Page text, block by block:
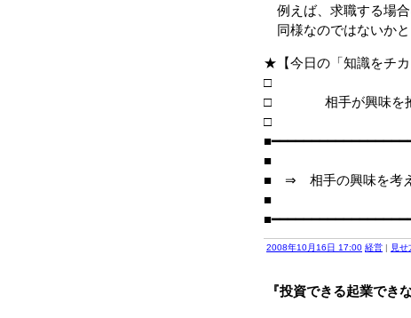
例えば、求職する場合
同様なのではないかと
★【今日の「知識
□ 相手が興味を抱く
■
■ ⇒ 相手の興味を考え
■
2008年10月16日 17:00 経営 | 見
『投資できる起業でき